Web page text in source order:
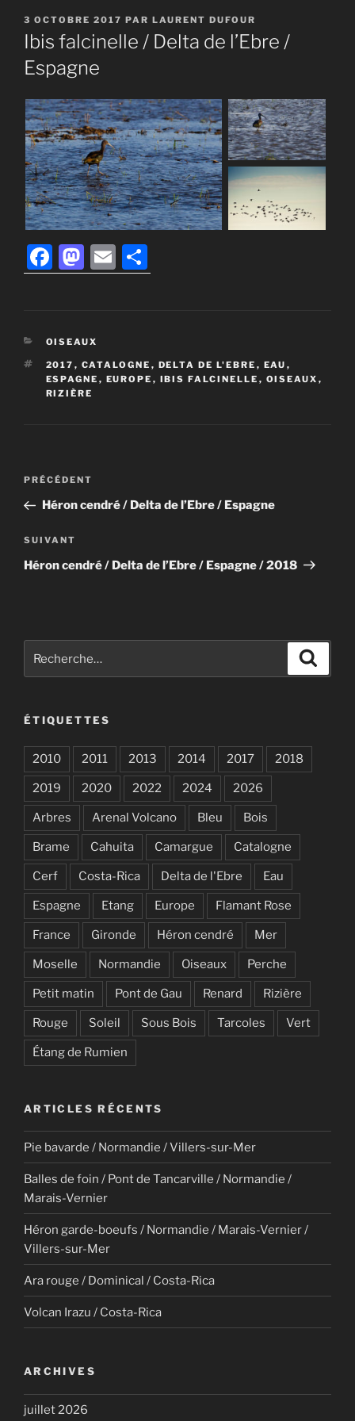
PUBLIÉ
LE
3 OCTOBRE 2017 PAR LAURENT DUFOUR
Ibis falcinelle / Delta de l’Ebre /
Espagne
F
a
e
b
o
M
a
o
d
o
E
m ar
er
CATÉGORIES
OISEAUX
ÉTIQUETTES
2017 , CATALOGNE , DELTA DE L'EBRE , EAU ,
ESPAGNE , EUROPE , IBIS FALCINELLE , OISEAUX ,
RIZIÈRE
Navigation
l’article
Article
précédent
PRÉCÉDENT
Héron cendré / Delta de l’Ebre / Espagne
Article
suivant
SUIVANT
Héron cendré / Delta de l’Ebre / Espagne / 2018
ÉTIQUETTES
2010 2011 2013 2014 2017 2018
2019 2020 2022 2024 2026
Arbres Arenal Volcano Bleu Bois
Brame Cahuita Camargue Catalogne
Cerf Costa-Rica Delta de l'Ebre Eau
Espagne Etang Europe Flamant Rose
France Gironde Héron cendré Mer
Moselle Normandie Oiseaux Perche
Petit matin Pont de Gau Renard Rizière
Rouge Soleil Sous Bois Tarcoles Vert
Étang de Rumien
ARTICLES RÉCENTS
Pie bavarde / Normandie / Villers-sur-Mer
Balles de foin / Pont de Tancarville / Normandie /
Marais-Vernier
Héron garde-boeufs / Normandie / Marais-Vernier /
Villers-sur-Mer
Ara rouge / Dominical / Costa-Rica
Volcan Irazu / Costa-Rica
ARCHIVES
juillet 2026